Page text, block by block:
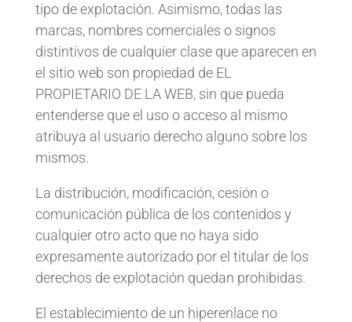
tipo de explotación. Asimismo, todas las
marcas, nombres comerciales o signos
distintivos de cualquier clase que aparecen en
el sitio web son propiedad de EL
PROPIETARIO DE LA WEB, sin que pueda
entenderse que el uso o acceso al mismo
atribuya al usuario derecho alguno sobre los
mismos.
La distribución, modificación, cesión o
comunicación pública de los contenidos y
cualquier otro acto que no haya sido
expresamente autorizado por el titular de los
derechos de explotación quedan prohibidas.
El establecimiento de un hiperenlace no